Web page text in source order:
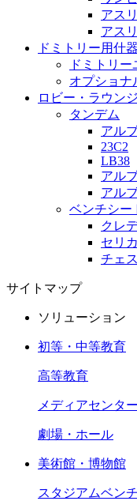
アス
アス
ドミトリー用什器
ドミトリ
オプショナ
ロビー・ラウンジ
タンデム
アル
23C2
LB38
アル
アル
ベンチシー
クレ
セリカ
チェ
サイトマップ
ソリューション
初等・中等教育
高等教育
メディアセンタ
劇場・ホール
美術館・博物館
スタジアムベン